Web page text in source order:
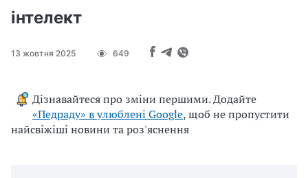
інтелект
13 жовтня 2025 649
Дізнавайтеся про зміни першими. Додайте
«Педраду» в улюблені Google, щоб не пропустити
найсвіжіші новини та роз'яснення